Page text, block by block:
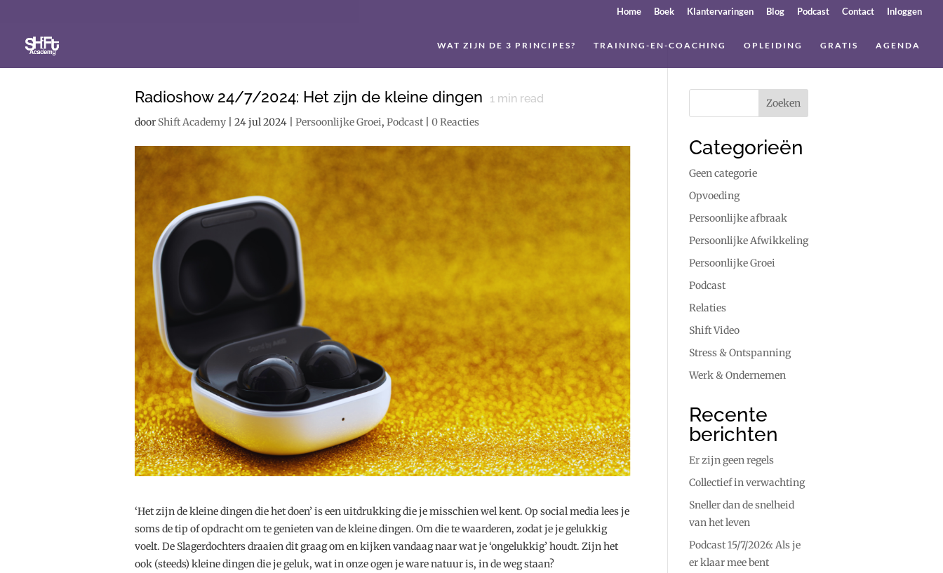
Home Boek Klantervaringen Blog Podcast Contact Inloggen
WAT ZIJN DE 3 PRINCIPES? TRAINING-EN-COACHING OPLEIDING GRATIS AGENDA
Radioshow 24/7/2024: Het zijn de kleine dingen 1 min read
door Shift Academy 24 jul 2024 Persoonlijke Groei, Podcast 0 Reacties
‘Het zijn de kleine dingen die het doen’ is een uitdrukking die je misschien wel kent. Op social media lees je
soms de tip of opdracht om te genieten van de kleine dingen. Om die te waarderen, zodat je je gelukkig
voelt. De Slagerdochters draaien dit graag om en kijken vandaag naar wat je ‘ongelukkig’ houdt. Zijn het
ook (steeds) kleine dingen die je geluk, wat in onze ogen je ware natuur is, in de weg staan?
Categorieën
Geen categorie
Opvoeding
Persoonlijke afbraak
Persoonlijke Afwikkeling
Persoonlijke Groei
Podcast
Relaties
Shift Video
Stress & Ontspanning
Werk & Ondernemen
Recente
berichten
Er zijn geen regels
Collectief in verwachting
Sneller dan de snelheid
van het leven
Podcast 15/7/2026: Als je
er klaar mee bent